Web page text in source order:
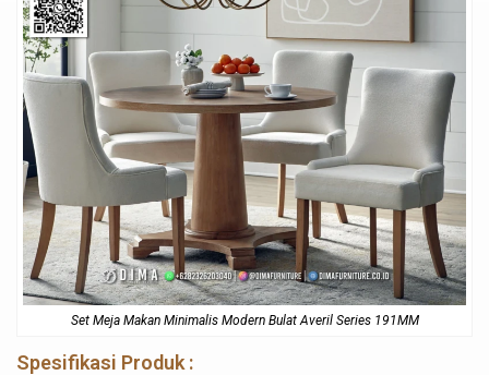
Set Meja Makan Minimalis Modern Bulat Averil Series 191MM
Spesifikasi Produk :